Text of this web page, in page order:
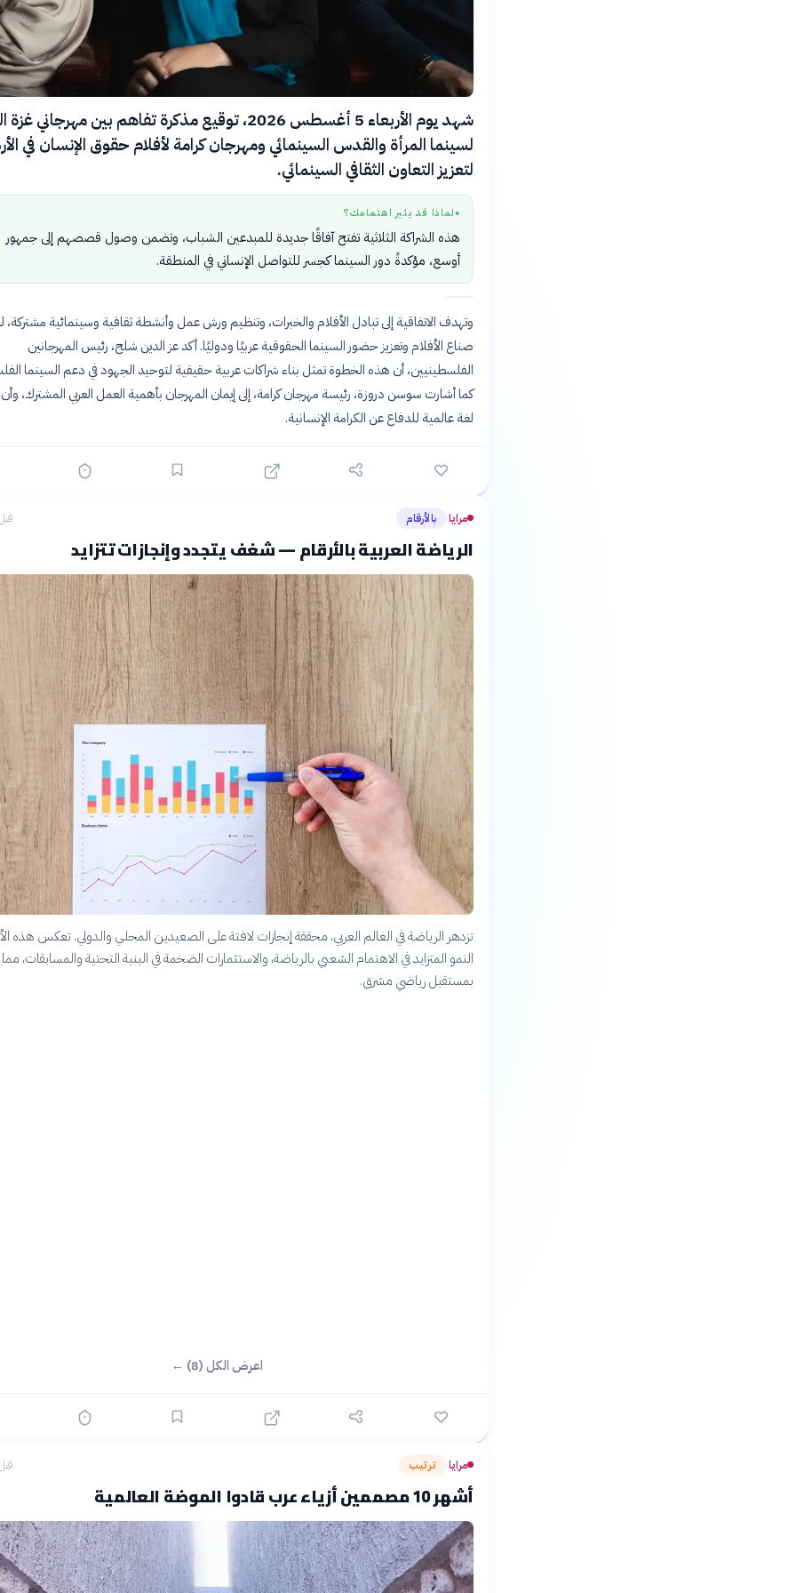
شهد يوم الأربعاء 5 أغسطس 2026، توقيع مذكرة تفاهم بين مهرجاني
لسينما المرأة والقدس السينمائي ومهرجان كرامة لأفلام حقوق الإنسان في
لتعزيز التعاون الثقافي السينمائي.
● لماذا قد يثير اهتمامك؟
هذه الشراكة الثلاثية تفتح آفاقًا جديدة للمبدعين الشباب، وتضمن وصول قصصهم إلى جمهور
أوسع، مؤكدةً دور السينما كجسر للتواصل الإنساني في المنطقة.
وتهدف الاتفاقية إلى تبادل الأفلام والخبرات، وتنظيم ورش عمل وأنشطة ثقافية وسينمائية مشتركة،
صناع الأفلام وتعزيز حضور السينما الحقوقية عربيًا ودوليًا. أكد عز الدين شلح، رئيس المهرجانين
الفلسطينيين، أن هذه الخطوة تمثل بناء شراكات عربية حقيقية لتوحيد الجهود في دعم السينما
كما أشارت سوسن دروزة، رئيسة مهرجان كرامة، إلى إيمان المهرجان بأهمية العمل العربي المشترك،
لغة عالمية للدفاع عن الكرامة الإنسانية.
مرايا› بالأرقام قبل 12
الرياضة العربية بالأرقام — شغف يتجدد وإنجازات تتزايد
تزدهر الرياضة في العالم العربي، محققة إنجازات لافتة على الصعيدين المحلي والدولي. تعكس هذه
النمو المتزايد في الاهتمام الشعبي بالرياضة، والاستثمارات الضخمة في البنية التحتية والمسابقات،
بمستقبل رياضي مشرق.
اعرض الكل (8) ←
مرايا› ترتيب قبل 16
أشهر 10 مصممين أزياء عرب قادوا الموضة العالمية